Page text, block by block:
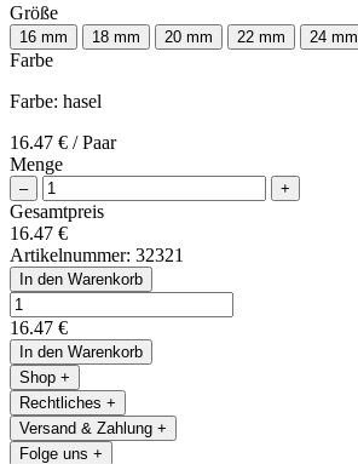
Größe
16 mm 18 mm 20 mm 22 mm 24 mm
Farbe
Farbe: hasel
16.47 € / Paar
Menge
– +
Gesamtpreis
16.47 €
Artikelnummer: 32321
In den Warenkorb
16.47 €
In den Warenkorb
Shop +
Rechtliches +
Versand & Zahlung +
Folge uns +